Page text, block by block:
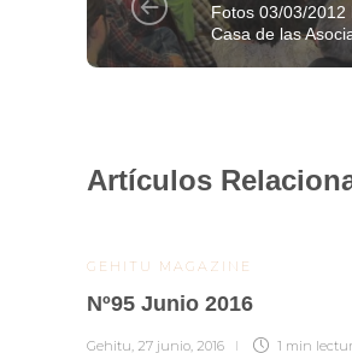
Fotos 03/03/2012
Casa de las
Artículos
GEHITU MAGAZINE
Nº95 Junio 2016
Gehitu, 27 junio, 2016 1 min